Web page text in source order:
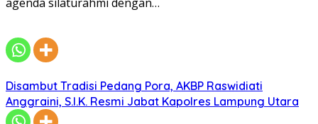
Disambut Tradisi Pedang Pora, AKBP Raswidiati
Anggraini, S.I.K. Resmi Jabat Kapolres Lampung Utara